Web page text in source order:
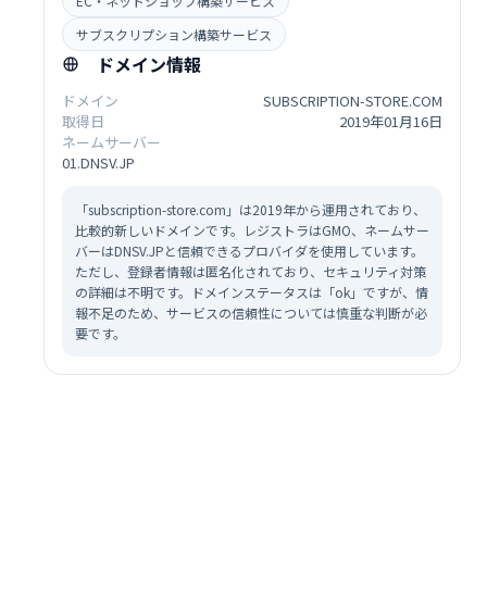
サブスクリプション構築サービス
ドメイン情報
ドメイン
SUBSCRIPTION-STORE.COM
取得日
2019年01月16日
ネームサーバー
01.DNSV.JP
「subscription-store.com」は2019年から運用されており、
比較的新しいドメインです。レジストラはGMO、ネームサー
バーはDNSV.JPと信頼できるプロバイダを使用しています。
ただし、登録者情報は匿名化されており、セキュリティ対策
の詳細は不明です。ドメインステータスは「ok」ですが、情
報不足のため、サービスの信頼性については慎重な判断が必
要です。